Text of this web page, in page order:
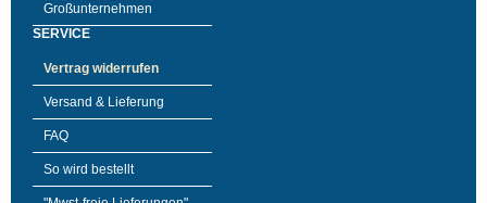
Großunternehmen
SERVICE
Vertrag widerrufen
Versand & Lieferung
FAQ
So wird bestellt